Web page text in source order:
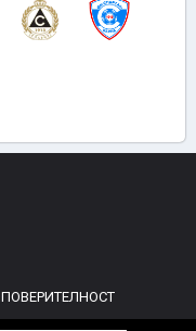
ПОВЕРИТЕЛНОСТ